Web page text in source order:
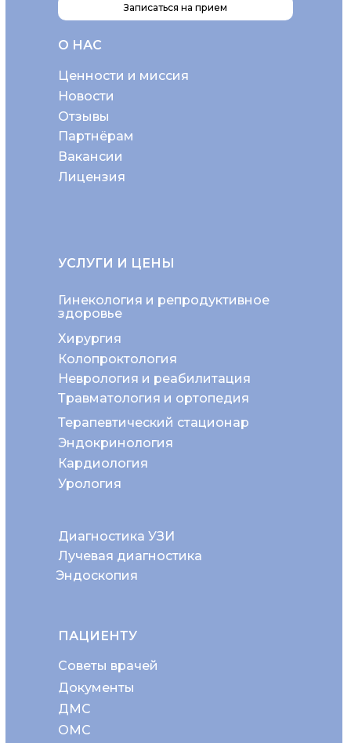
О НАС
Ценности и миссия
Новости
Отзывы
Партнёрам
Вакансии
Лицензия
Неврология и реабилитация
Колопроктология
Хирургия
Гинекология и репродуктивное
здоровье
Диагностика УЗИ
Эндоскопия
Травматология и ортопедия
Эндокринология
Терапевтический стационар
Кардиология
Урология
Лучевая диагностика
УСЛУГИ И ЦЕНЫ
ПАЦИЕНТУ
Советы врачей
ОМС
Документы
ДМС
Записаться на прием